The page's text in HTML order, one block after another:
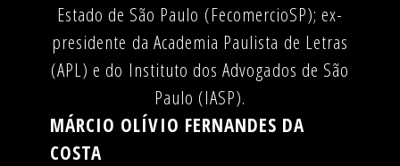
Estado de São Paulo (FecomercioSP); ex-
presidente da Academia Paulista de Letras
(APL) e do Instituto dos Advogados de São
Paulo (IASP).
MÁRCIO OLÍVIO FERNANDES DA
COSTA